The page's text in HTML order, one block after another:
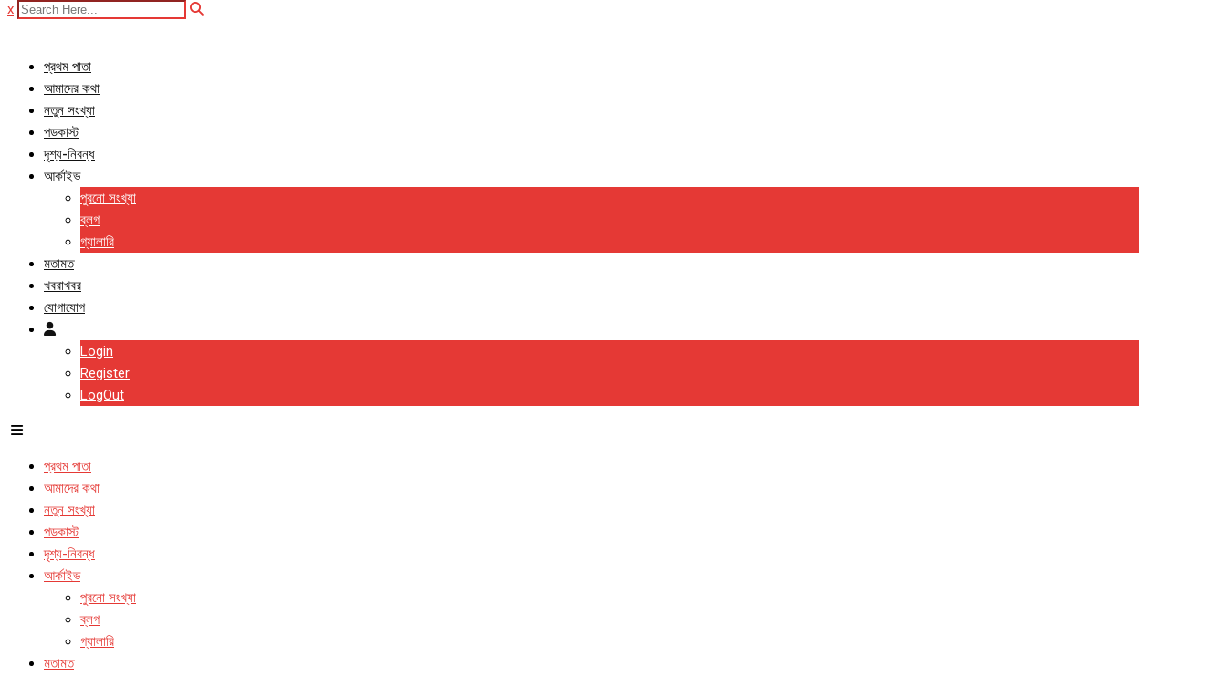
x
প্রথম পাতা
আমাদের কথা
নতুন সংখ্যা
পডকাস্ট
দৃশ্য-নিবন্ধ
আর্কাইভ
পুরনো সংখ্যা
ব্লগ
গ্যালারি
মতামত
খবরাখবর
যোগাযোগ
Login
Register
LogOut
প্রথম পাতা
আমাদের কথা
নতুন সংখ্যা
পডকাস্ট
দৃশ্য-নিবন্ধ
আর্কাইভ
পুরনো সংখ্যা
ব্লগ
গ্যালারি
মতামত